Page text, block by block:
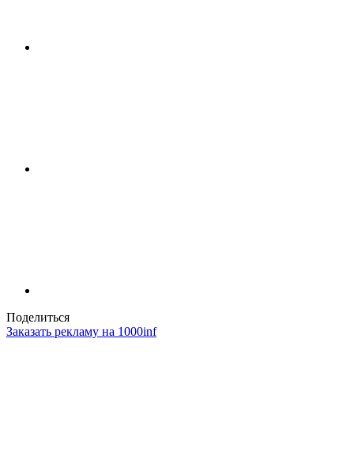
Поделиться
Заказать рекламу на 1000inf